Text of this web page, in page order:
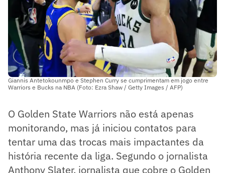
Giannis Antetokounmpo e Stephen Curry se cumprimentam em jogo entre
Warriors e Bucks na NBA (Foto: Ezra Shaw / Getty Images / AFP)
O Golden State Warriors não está apenas
monitorando, mas já iniciou contatos para
tentar uma das trocas mais impactantes da
história recente da liga. Segundo o jornalista
Anthony Slater, jornalista que cobre o Golden